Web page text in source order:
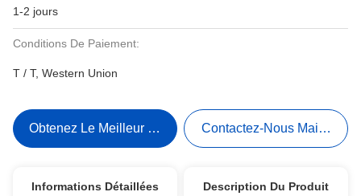
1-2 jours
Conditions De Paiement:
T / T, Western Union
Obtenez Le Meilleur Prix Contactez-Nous Maintenant
Informations Détaillées Description Du Produit